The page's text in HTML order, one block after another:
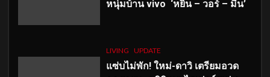
หนุ่มบ้าน vivo ‘หยิ่น – วอร์ – มีน’
LIVING UPDATE
แซ่บไม่พัก! ใหม่-ดาวิ เตรียมอวด